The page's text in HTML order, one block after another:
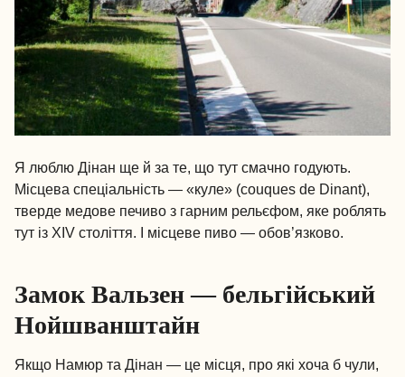
Я люблю Дінан ще й за те, що тут смачно годують.
Місцева спеціальність — «куле» (couques de Dinant),
тверде медове печиво з гарним рельєфом, яке роблять
тут із XIV століття. І місцеве пиво — обов’язково.
Замок Вальзен — бельгійський
Нойшванштайн
Якщо Намюр та Дінан — це місця, про які хоча б чули,